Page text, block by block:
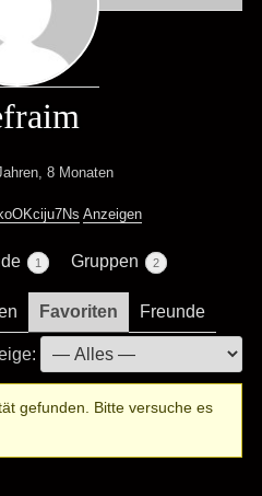
8 Monaten
Anzeigen
1 Gruppen 2
Favoriten Freunde
gefunden. Bitte versuche es